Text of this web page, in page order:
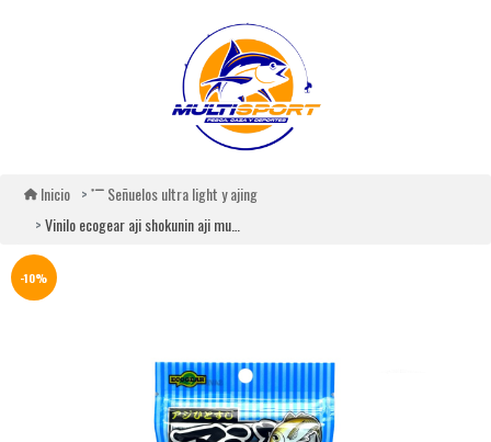
Inicio
Señuelos ultra light y ajing
Vinilo ecogear aji shokunin aji must 2.4
-10%